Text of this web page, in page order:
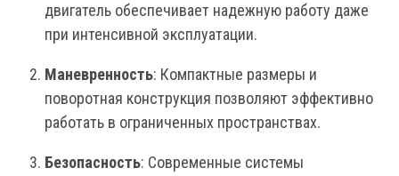
двигатель обеспечивает надежную работу даже
при интенсивной эксплуатации.
Маневренность: Компактные размеры и
поворотная конструкция позволяют эффективно
работать в ограниченных пространствах.
Безопасность: Современные системы